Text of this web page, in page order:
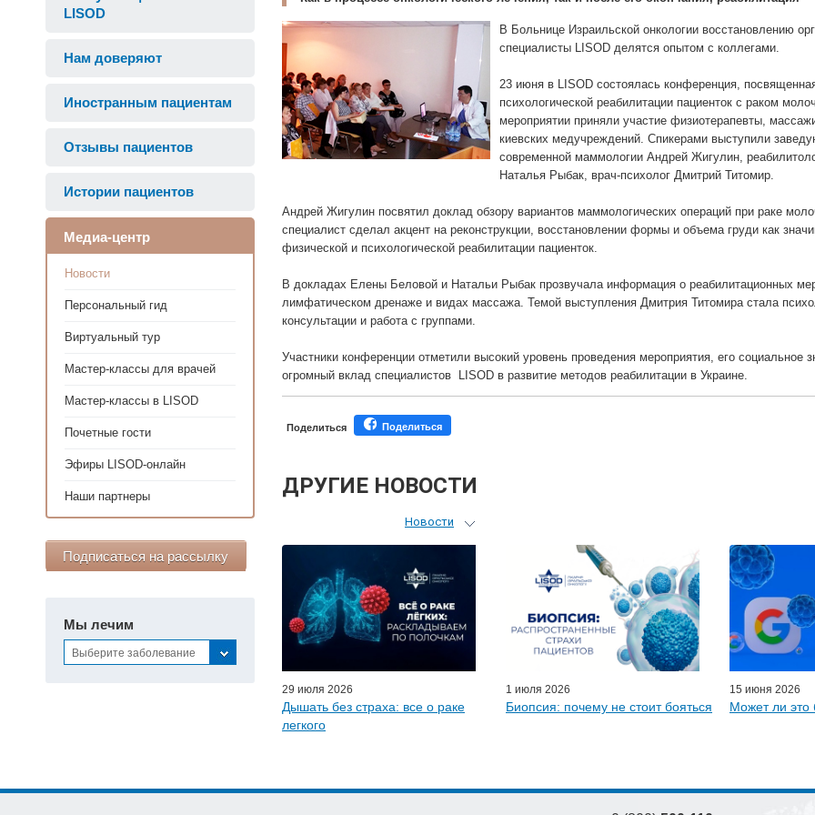
LISOD
Нам доверяют
Иностранным пациентам
Отзывы пациентов
Истории пациентов
Медиа-центр
Новости
Персональный гид
Виртуальный тур
Мастер-классы для врачей
Мастер-классы в LISOD
Почетные гости
Эфиры LISOD-онлайн
Наши партнеры
Подписаться на рассылку
Мы лечим
Выберите заболевание
В Больнице Израильской онкологии восстановлению
специалисты LISOD делятся опытом с коллегами.
23 июня в LISOD состоялась конференция,
психологической реабилитации пациенток с раком
мероприятии приняли участие физиотерапевты,
киевских медучреждений. Спикерами выступили
современной маммологии Андрей Жигулин,
Наталья Рыбак, врач-психолог Дмитрий Титомир.
Андрей Жигулин посвятил доклад обзору вариантов маммологических операций при раке
специалист сделал акцент на реконструкции, восстановлении формы и объема груди как
физической и психологической реабилитации пациенток.
В докладах Елены Беловой и Натальи Рыбак прозвучала информация о реабилитационных
лимфатическом дренаже и видах массажа. Темой выступления Дмитрия Титомира стала
консультации и работа с группами.
Участники конференции отметили высокий уровень проведения мероприятия, его
огромный вклад специалистов LISOD в развитие методов реабилитации в Украине.
Поделиться Поделиться
ДРУГИЕ НОВОСТИ
Новости
Персональный гид
Мастер-классы для врачей
Почетные гости
Эфиры LISOD-онлайн
Наши партнеры
29 июля 2026
Дышать без страха: все о раке
легкого
1 июля 2026
Биопсия: почему не стоит бояться
15 июня 2026
Может ли это